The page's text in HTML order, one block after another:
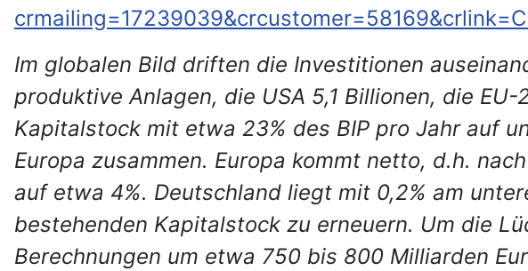
Im globalen Bild driften die Investitionen
produktive Anlagen, die USA 5,1 Billionen, die
Kapitalstock mit etwa 23% des BIP pro Jahr auf
Europa zusammen. Europa kommt netto, d.h.
auf etwa 4%. Deutschland liegt mit 0,2% am
bestehenden Kapitalstock zu erneuern. Um die
Berechnungen um etwa 750 bis 800 Milliarden